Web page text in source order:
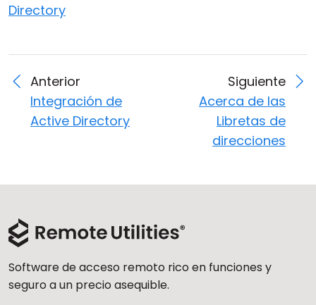
Directory
Anterior
Integración de
Active Directory
Siguiente
Acerca de las
Libretas de
direcciones
Software de acceso remoto rico en funciones y
seguro a un precio asequible.